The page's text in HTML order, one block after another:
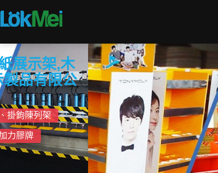
深圳促銷陳列展示製品廠